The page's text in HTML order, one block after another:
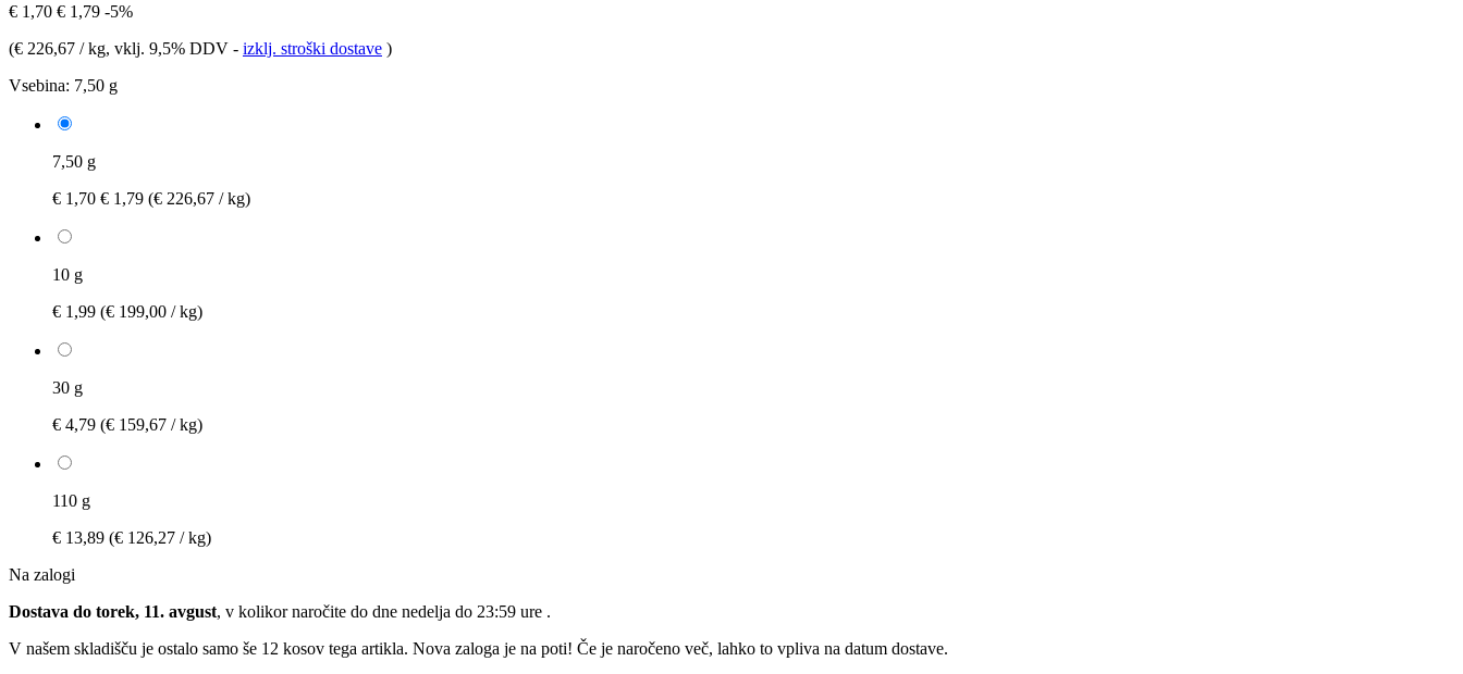
€ 1,70 € 1,79 -5%
(€ 226,67 / kg, vklj. 9,5% DDV - izklj. stroški dostave )
Vsebina: 7,50 g
7,50 g
€ 1,70 € 1,79 (€ 226,67 / kg)
10 g
€ 1,99 (€ 199,00 / kg)
30 g
€ 4,79 (€ 159,67 / kg)
110 g
€ 13,89 (€ 126,27 / kg)
Na zalogi
Dostava do torek, 11. avgust, v kolikor naročite do dne nedelja do 23:59 ure .
V našem skladišču je ostalo samo še 12 kosov tega artikla. Nova zaloga je na poti! Če je naročeno več, lahko to vpliva na datum dostave.